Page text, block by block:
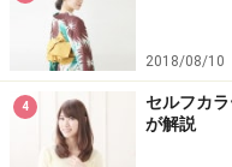
2018/08/10
4
セルフカ
が解説